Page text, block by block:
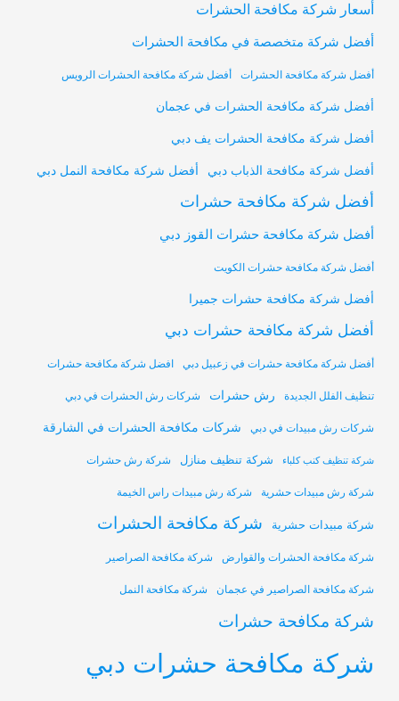
أسعار شركة مكافحة الحشرات
أفضل شركة متخصصة في مكافحة الحشرات
أفضل شركة مكافحة الحشرات أفضل شركة مكافحة الحشرات الرويس
أفضل شركة مكافحة الحشرات في عجمان
أفضل شركة مكافحة الحشرات يف دبي
أفضل شركة مكافحة الذباب دبي أفضل شركة مكافحة النمل دبي
أفضل شركة مكافحة حشرات
أفضل شركة مكافحة حشرات القوز دبي
أفضل شركة مكافحة حشرات الكويت
أفضل شركة مكافحة حشرات جميرا
أفضل شركة مكافحة حشرات دبي
أفضل شركة مكافحة حشرات في زعبيل دبي افضل شركة مكافحة حشرات
تنظيف الفلل الجديدة رش حشرات شركات رش الحشرات في دبي
شركات رش مبيدات في دبي شركات مكافحة الحشرات في الشارقة
شركة تنظيف كنب كلباء شركة تنظيف منازل شركة رش حشرات
شركة رش مبيدات حشرية شركة رش مبيدات راس الخيمة
شركة مبيدات حشرية شركة مكافحة الحشرات
شركة مكافحة الحشرات والقوارض شركة مكافحة الصراصير
شركة مكافحة الصراصير في عجمان شركة مكافحة النمل
شركة مكافحة حشرات
شركة مكافحة حشرات دبي